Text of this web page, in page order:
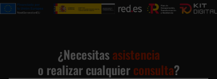
¿Necesitasasistencia
o realizar cualquierconsulta?